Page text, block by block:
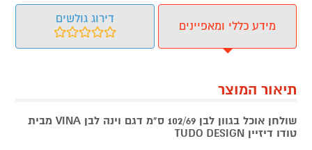
מידע כללי ומאפיינים
דירוג גולשים
תיאור המוצר
שולחן אוכל בגוון לבן 102/69 ס"מ דגם וינה לבן
VINA מבית
טודו דיזיין TUDO DESIGN